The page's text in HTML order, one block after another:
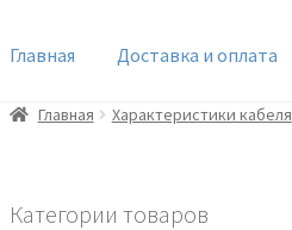
Главная Доставка и оплата
Главная Характеристики кабеля
Категории товаров